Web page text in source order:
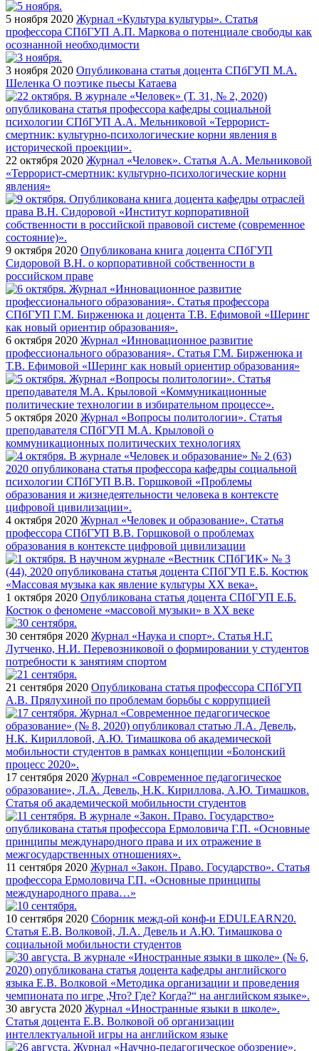
5 ноября 2020 Журнал «Культура культуры». Статья
профессора СПбГУП А.П. Маркова о потенциале свободы как
осознанной необходимости
3 ноября 2020 Опубликована статья доцента СПбГУП М.А.
Шеленка О поэтике пьесы Катаева
22 октября 2020 Журнал «Человек». Статья А.А. Мельниковой
«Террорист-смертник: культурно-психологические корни
явления»
9 октября 2020 Опубликована книга доцента СПбГУП
Сидоровой В.Н. о корпоративной собственности в
российском праве
6 октября 2020 Журнал «Инновационное развитие
профессионального образования». Статья Г.М. Бирженюка и
Т.В. Ефимовой «Шеринг как новый ориентир образования»
5 октября 2020 Журнал «Вопросы политологии». Статья
преподавателя СПбГУП М.А. Крыловой о
коммуникационных политических технологиях
4 октября 2020 Журнал «Человек и образование». Статья
профессора СПбГУП В.В. Горшковой о проблемах
образования в контексте цифровой цивилизации
1 октября 2020 Опубликована статья доцента СПбГУП Е.Б.
Костюк о феномене «массовой музыки» в ХХ веке
30 сентября 2020 Журнал «Наука и спорт». Статья Н.Г.
Лутченко, Н.И. Перевозниковой о формировании у студентов
потребности к занятиям спортом
21 сентября 2020 Опубликована статья профессора СПбГУП
А.В. Прялухиной по проблемам борьбы с коррупцией
17 сентября 2020 Журнал «Современное педагогическое
образование», Л.А. Девель, Н.К. Кириллова, А.Ю. Тимашков.
Статья об академической мобильности студентов
11 сентября 2020 Журнал «Закон. Право. Государство». Статья
профессора Ермоловича Г.П. «Основные принципы
международного права…»
10 сентября 2020 Сборник межд-ой конф-и EDULEARN20.
Статья Е.В. Волковой, Л.А. Девель и А.Ю. Тимашкова о
социальной мобильности студентов
30 августа 2020 Журнал «Иностранные языки в школе».
Статья доцента Е.В. Волковой об организации
интеллектуальной игры на английском языке